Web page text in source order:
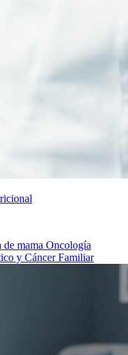
mama Oncología
y Cáncer Familiar